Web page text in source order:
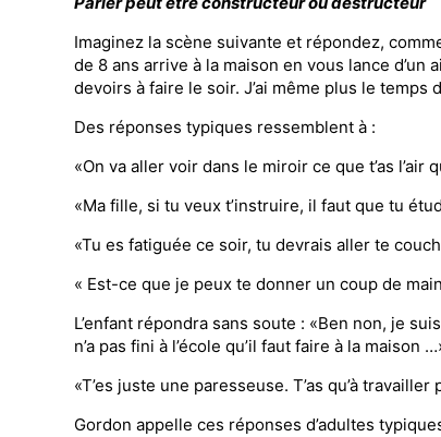
Imaginez la scène suivante et répondez,
de 8 ans arrive à la maison en vous lan­ce
devoirs à faire le soir. J’ai même plus le temps
Des réponses typiques ressemblent à :
«On va aller voir dans le miroir ce que t’as l’air
«Ma fille, si tu veux t’ins­truire, il faut que tu
«Tu es fatiguée ce soir, tu devrais aller te
« Est-ce que je peux te donner un coup de
L’enfant répondra sans soute : «Ben non, je
n’a pas fini à l’école qu’il faut faire à la maison
«T’es juste une paresseuse. T’as qu’à travailler
Gordon appelle ces réponses d’adultes